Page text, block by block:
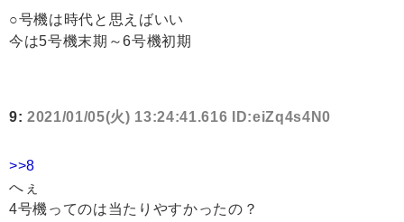
○号機は時代と思えばいい
今は5号機末期～6号機初期
9: 2021/01/05(火) 13:24:41.616 ID:eiZq4s4N0
>>8
へぇ
4号機ってのは当たりやすかったの？